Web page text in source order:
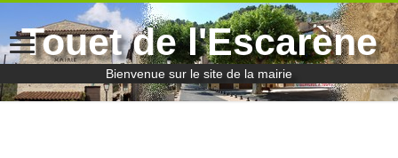
Touet de l'Escarène
Bienvenue sur le site de la mairie